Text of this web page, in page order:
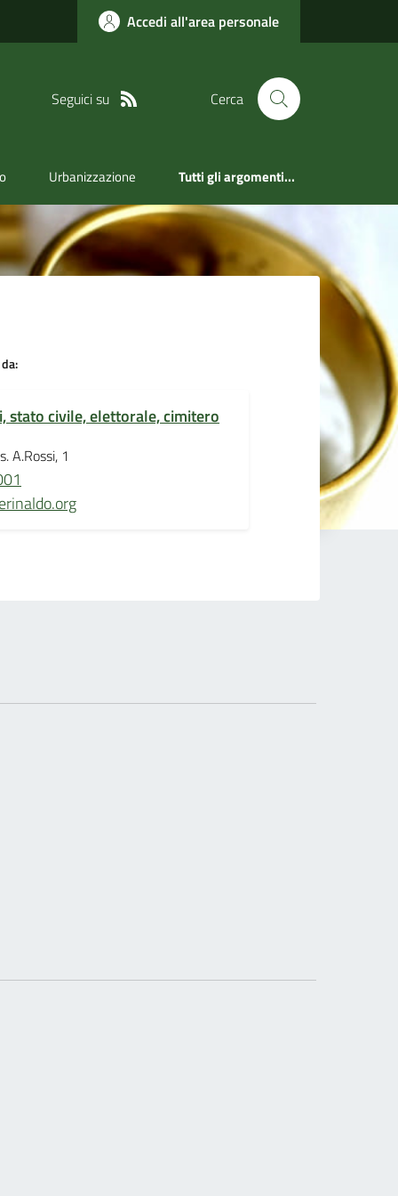
Accedi all'area personale
Seguici su Cerca
Urbanizzazione Tutti gli argomenti...
stato civile, elettorale, cimitero
A.Rossi, 1